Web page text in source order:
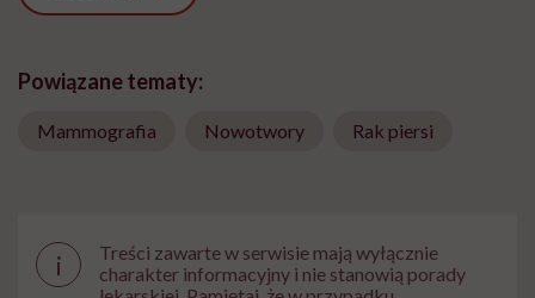
Powiązane tematy:
Mammografia Nowotwory Rak piersi
i
Treści zawarte w serwisie mają wyłącznie
charakter informacyjny i nie stanowią porady